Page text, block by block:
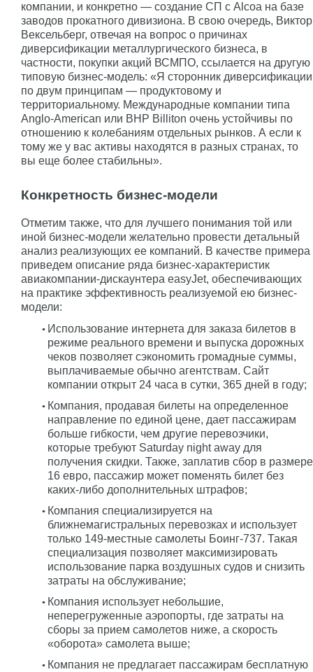
компании, и конкретно — создание СП с Alcoa на базе
заводов прокатного дивизиона. В свою очередь, Виктор
Вексельберг, отвечая на вопрос о причинах
диверсификации металлургического бизнеса, в
частности, покупки акций ВСМПО, ссылается на другую
типовую бизнес-модель: «Я сторонник диверсификации
по двум принципам — продуктовому и
территориальному. Международные компании типа
Anglo-American или BHP Billiton очень устойчивы по
отношению к колебаниям отдельных рынков. А если к
тому же у вас активы находятся в разных странах, то
вы еще более стабильны».
Конкретность бизнес-модели
Отметим также, что для лучшего понимания той или
иной бизнес-модели желательно провести детальный
анализ реализующих ее компаний. В качестве примера
приведем описание ряда бизнес-характеристик
авиакомпании-дискаунтера easyJet, обеспечивающих
на практике эффективность реализуемой ею бизнес-
модели:
Использование интернета для заказа билетов в
режиме реального времени и выпуска дорожных
чеков позволяет сэкономить громадные суммы,
выплачиваемые обычно агентствам. Сайт
компании открыт 24 часа в сутки, 365 дней в году;
Компания, продавая билеты на определенное
направление по единой цене, дает пассажирам
больше гибкости, чем другие перевозчики,
которые требуют Saturday night away для
получения скидки. Также, заплатив сбор в размере
16 евро, пассажир может поменять билет без
каких-либо дополнительных штрафов;
Компания специализируется на
ближнемагистральных перевозках и использует
только 149-местные самолеты Боинг-737. Такая
специализация позволяет максимизировать
использование парка воздушных судов и снизить
затраты на обслуживание;
Компания использует небольшие,
неперегруженные аэропорты, где затраты на
сборы за прием самолетов ниже, а скорость
«оборота» самолета выше;
Компания не предлагает пассажирам бесплатную